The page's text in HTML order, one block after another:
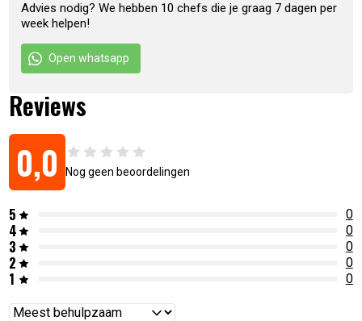
Advies nodig? We hebben 10 chefs die je graag 7 dagen per
week helpen!
Open whatsapp
Reviews
0,0 Nog geen beoordelingen
5 0
4 0
3 0
2 0
1 0
Reviews